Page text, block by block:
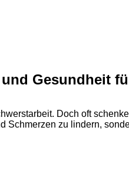
Gesundheit
Doch oft
zu lindern,